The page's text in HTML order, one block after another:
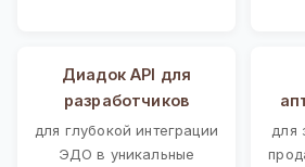
Диадок API для
разработчиков
для глубокой интеграции
ЭДО в уникальные
для